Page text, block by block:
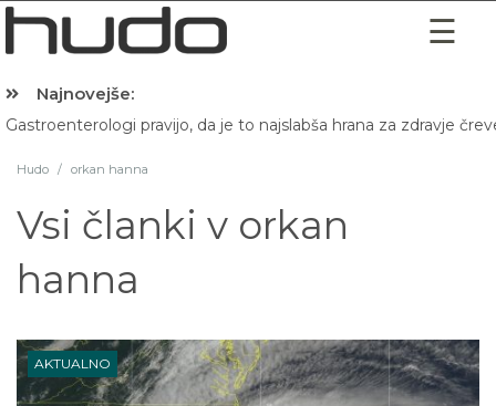
Najnovejše:
Gastroenterologi pravijo, da je to najslabša hrana za zdravje
Hudo / orkan hanna
Vsi članki v orkan
hanna
AKTUALNO